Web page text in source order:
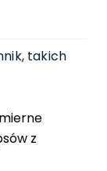
takich
z